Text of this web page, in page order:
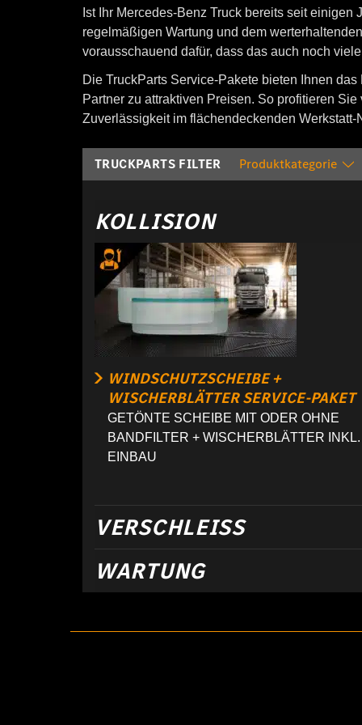
Ist Ihr Mercedes-Benz Truck bereits seit
regelmäßigen Wartung und dem
vorausschauend dafür, dass das auch noch
Die TruckParts Service-Pakete bieten Ihnen
Partner zu attraktiven Preisen. So profitieren
Zuverlässigkeit im flächendeckenden
TRUCKPARTS FILTER Produktkategorie
KOLLISION
WINDSCHUTZSCHEIBE +
WISCHERBLÄTTER SERVICE-PAKET
GETÖNTE SCHEIBE MIT ODER OHNE
BANDFILTER + WISCHERBLÄTTER INKL.
EINBAU
VERSCHLEISS
WARTUNG